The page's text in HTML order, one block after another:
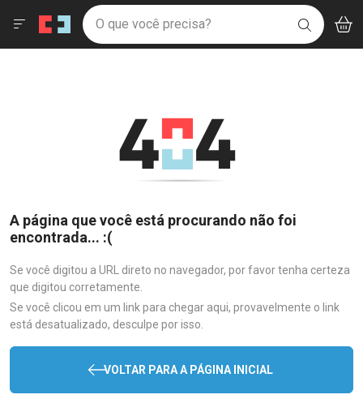
Drogaria São Paulo
Ir direto para a home
pela página
Ir direto para o conteúdo
Ir direto para a busca
Ir direto para o carrinho
Ir direto para o menu
Faça a sua busca
O que você precisa? BUSCAR
Menu
A página que você está procurando não foi
encontrada... :(
Se você digitou a URL direto no navegador, por favor tenha certeza
que digitou corretamente.
Se você clicou em um link para chegar aqui, provavelmente o link
está desatualizado, desculpe por isso.
VOLTAR PARA A PÁGINA INICIAL